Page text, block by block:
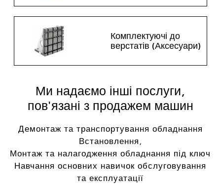
Комплектуючі до
верстатів (Аксесуари)
Ми надаємо інші послуги,
пов'язані з продажем машин
Демонтаж та транспортування обладнання
Встановлення,
Монтаж та налагодження обладнання під ключ
Навчання основних навичок обслуговування
та експлуатації